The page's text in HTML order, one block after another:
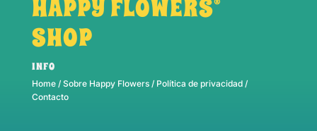
HAPPY FLOWERS®
SHOP
INFO
Home/ Sobre Happy Flowers/ Política de privacidad/
Contacto